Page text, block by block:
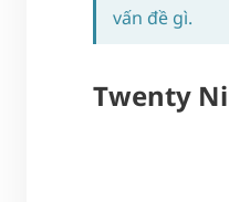
vấn đề gì.
Twenty